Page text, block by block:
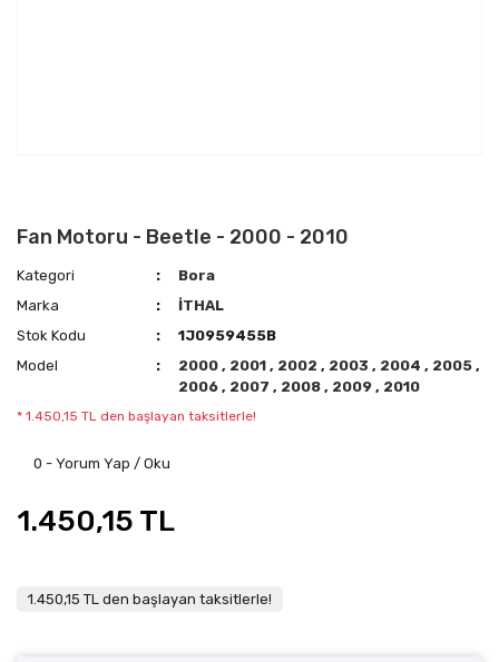
Fan Motoru - Beetle - 2000 - 2010
Kategori
Bora
Marka
İTHAL
Stok Kodu
1J0959455B
Model
2000, 2001, 2002, 2003, 2004, 2005,
2006, 2007, 2008, 2009, 2010
* 1.450,15 TL den başlayan taksitlerle!
0 - Yorum Yap / Oku
1.450,15 TL
1.450,15 TL den başlayan taksitlerle!